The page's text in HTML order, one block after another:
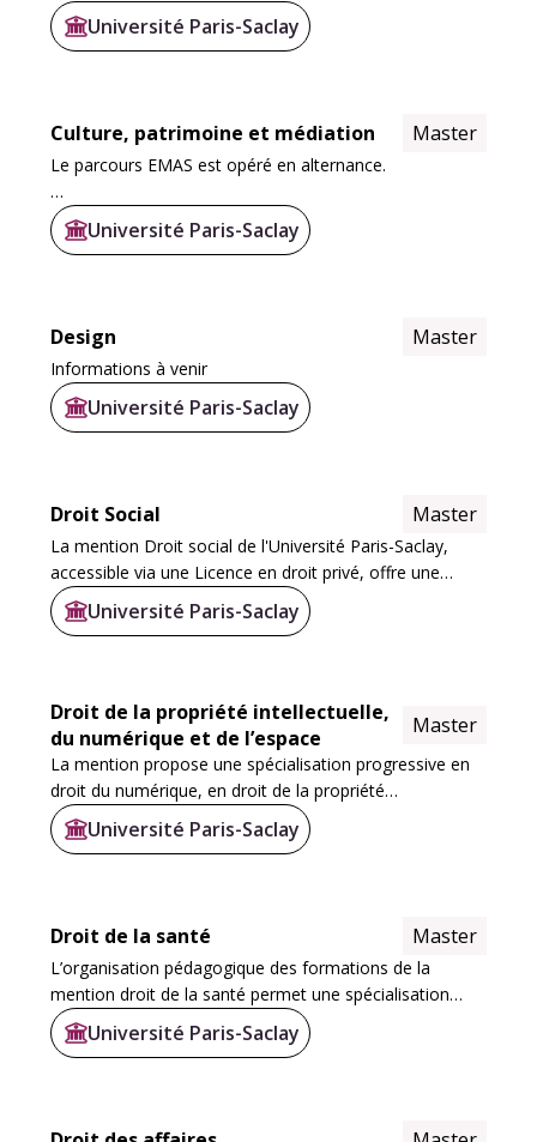
Val d'Essonne (CGAO-PCAO) et le second dispensé à
l'Université de Versailles Saint-Quentin (CGAO...
Université Paris-Saclay
Culture, patrimoine et médiation Master
Le parcours EMAS est opéré en alternance.
Les parcours ACPCI, AC et PCI sont opérés en 100%
présentiel et contrôle continu intégral. Les deux années
Université Paris-Saclay
Design Master
Informations à venir
Université Paris-Saclay
Droit Social Master
La mention Droit social de l'Université Paris-Saclay,
accessible via une Licence en droit privé, offre une
spécialisation progressive. Cette formation permet aux
étudiants d'acquérir une expertise...
Université Paris-Saclay
Droit de la propriété intellectuelle,
du numérique et de l’espace
Master
La mention propose une spécialisation progressive en
droit du numérique, en droit de la propriété
intellectuelle, droit de l’espace et cyberdéfense via
plusieurs parcours. Les M1 de Sceaux et...
Université Paris-Saclay
Droit de la santé Master
L’organisation pédagogique des formations de la
mention droit de la santé permet une spécialisation
progressive des étudiants durant leurs deux années de
master. La mention a été construite sur la...
Université Paris-Saclay